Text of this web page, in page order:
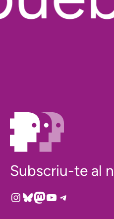
Subscriu-te al
Instagram
Bluesky
Mastodon
YouTube
Telegram